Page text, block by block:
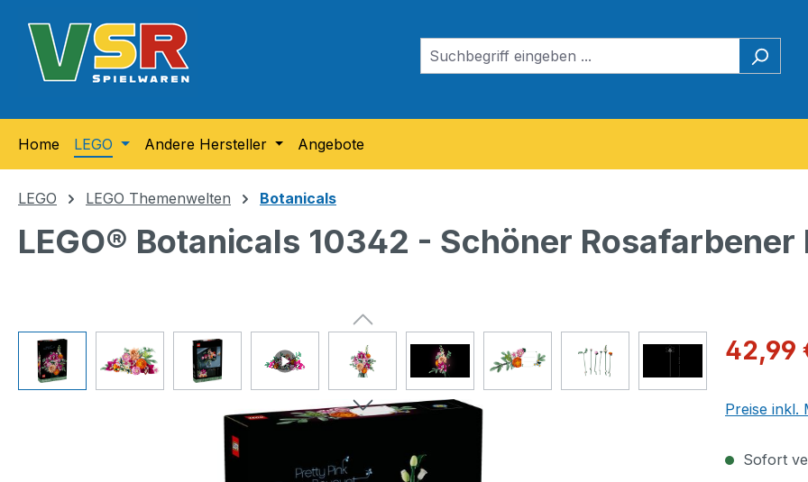
Hauptinhalt springen
Zur Suche springen
Zur Hauptnavigation springen
Home LEGO Andere Hersteller Angebote
LEGO LEGO Themenwelten Botanicals
LEGO® Botanicals 10342 - Schöner
Bildergalerie überspringen 42,99
Preise inkl.
Sofort